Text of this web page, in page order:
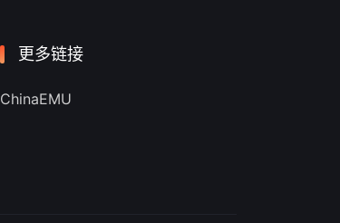
更多链接
ChinaEMU